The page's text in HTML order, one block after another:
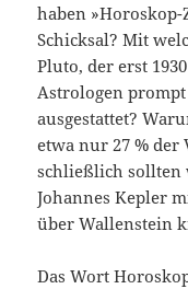
haben
Schicksal? Mit
Pluto, der erst
Astrologen
ausgestattet?
etwa nur 27 % der
schließlich sollten
Johannes Kepler
über Wallenstein
Das Wort